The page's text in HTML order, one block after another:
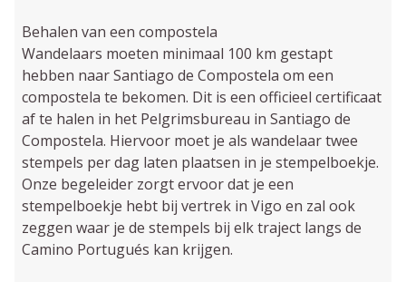
Behalen van een compostela
Wandelaars moeten minimaal 100 km gestapt
hebben naar Santiago de Compostela om een
compostela te bekomen. Dit is een officieel certificaat
af te halen in het Pelgrimsbureau in Santiago de
Compostela. Hiervoor moet je als wandelaar twee
stempels per dag laten plaatsen in je stempelboekje.
Onze begeleider zorgt ervoor dat je een
stempelboekje hebt bij vertrek in Vigo en zal ook
zeggen waar je de stempels bij elk traject langs de
Camino Portugués kan krijgen.